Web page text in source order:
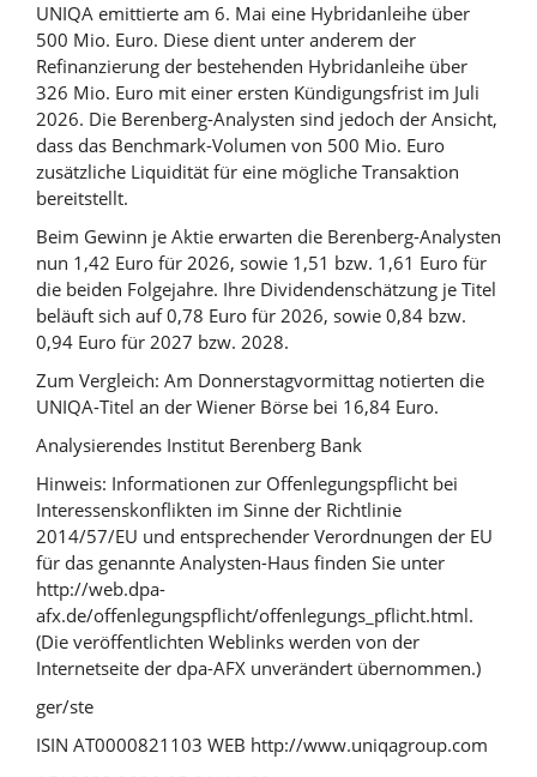
UNIQA emittierte am 6. Mai eine Hybridanleihe über
500 Mio. Euro. Diese dient unter anderem der
Refinanzierung der bestehenden Hybridanleihe über
326 Mio. Euro mit einer ersten Kündigungsfrist im Juli
2026. Die Berenberg-Analysten sind jedoch der Ansicht,
dass das Benchmark-Volumen von 500 Mio. Euro
zusätzliche Liquidität für eine mögliche Transaktion
bereitstellt.
Beim Gewinn je Aktie erwarten die Berenberg-Analysten
nun 1,42 Euro für 2026, sowie 1,51 bzw. 1,61 Euro für
die beiden Folgejahre. Ihre Dividendenschätzung je Titel
beläuft sich auf 0,78 Euro für 2026, sowie 0,84 bzw.
0,94 Euro für 2027 bzw. 2028.
Zum Vergleich: Am Donnerstagvormittag notierten die
UNIQA-Titel an der Wiener Börse bei 16,84 Euro.
Analysierendes Institut Berenberg Bank
Hinweis: Informationen zur Offenlegungspflicht bei
Interessenskonflikten im Sinne der Richtlinie
2014/57/EU und entsprechender Verordnungen der EU
für das genannte Analysten-Haus finden Sie unter
http://web.dpa-
afx.de/offenlegungspflicht/offenlegungs_pflicht.html.
(Die veröffentlichten Weblinks werden von der
Internetseite der dpa-AFX unverändert übernommen.)
ger/ste
ISIN AT0000821103 WEB http://www.uniqagroup.com